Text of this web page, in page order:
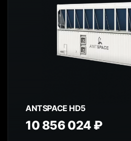
ANTSPACE HD5
10 856 024 ₽